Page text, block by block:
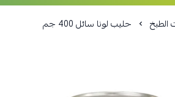
الطبخ حليب لونا سائل 400 جم